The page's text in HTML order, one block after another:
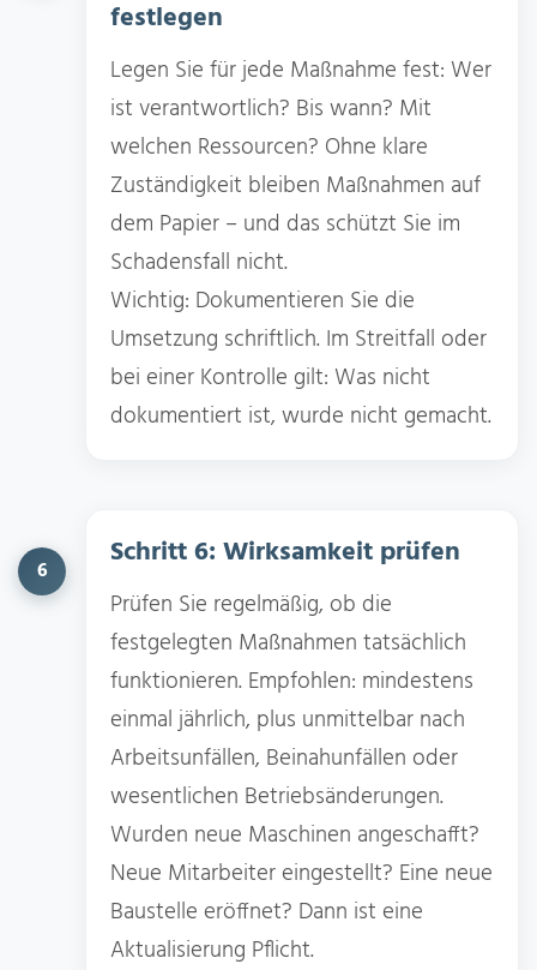
festlegen
Legen Sie für jede Maßnahme fest: Wer
ist verantwortlich? Bis wann? Mit
welchen Ressourcen? Ohne klare
Zuständigkeit bleiben Maßnahmen auf
dem Papier – und das schützt Sie im
Schadensfall nicht.
Wichtig: Dokumentieren Sie die
Umsetzung schriftlich. Im Streitfall oder
bei einer Kontrolle gilt: Was nicht
dokumentiert ist, wurde nicht gemacht.
6 Schritt 6: Wirksamkeit prüfen
Prüfen Sie regelmäßig, ob die
festgelegten Maßnahmen tatsächlich
funktionieren. Empfohlen: mindestens
einmal jährlich, plus unmittelbar nach
Arbeitsunfällen, Beinahunfällen oder
wesentlichen Betriebsänderungen.
Wurden neue Maschinen angeschafft?
Neue Mitarbeiter eingestellt? Eine neue
Baustelle eröffnet? Dann ist eine
Aktualisierung Pflicht.